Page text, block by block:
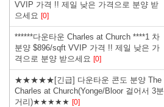
VVIP 가격 !! 제일 낮은 가격으로 분양 받
으세요 [0]
******다운타운 Charles at Church ****1 차
분양 $896/sqft VVIP 가격 !! 제일 낮은 가
격으로 분양 받으세요 [0]
★★★★★[긴급] 다운타운 콘도 분양 The
Charles at Church(Yonge/Bloor 걸어서 3분
거리)★★★★★ [0]